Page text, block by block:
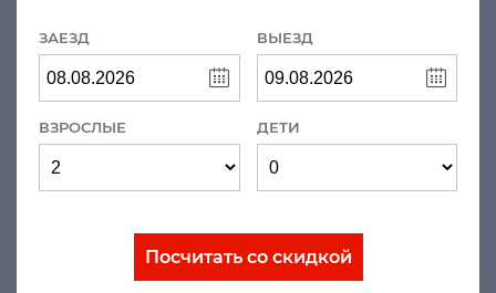
ЗАЕЗД ВЫЕЗД
ВЗРОСЛЫЕ ДЕТИ
Посчитать со скидкой